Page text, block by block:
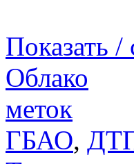
Показать /
Облако
меток
ГБАО,